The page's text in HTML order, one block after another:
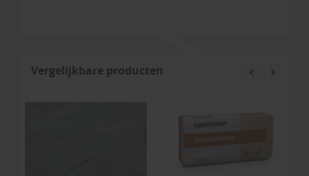
Vergelijkbare producten